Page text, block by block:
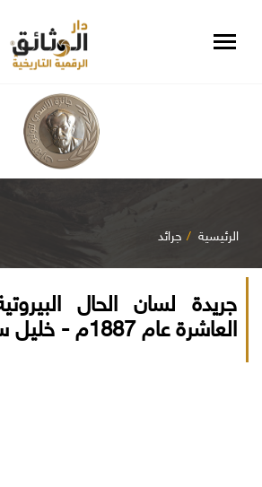
الرئيسية جرائد
جريدة لسان الحال
العاشرة عام 1887م - خليل سركيس